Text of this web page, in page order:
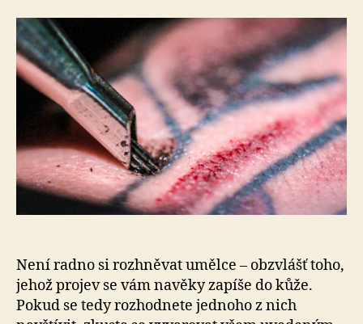
názvem
Neštvi
umělce:
8
věcí,
které
tatéři
na
svých
zákaznících
nesnáší
Není radno si rozhněvat umělce – obzvlášť toho,
jehož projev se vám navěky zapíše do kůže.
Pokud se tedy rozhodnete jednoho z nich